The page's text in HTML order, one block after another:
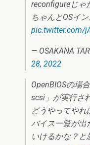
reconfigureじゃ
ちゃんとOSイ
pic.twitter.com/
— OSAKANA
28, 2022
OpenBIOSの場
scsi」が実行さ
どうやってやれ
バイス一覧が出
いけるかな？と